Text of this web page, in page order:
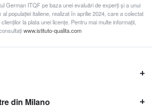
German ITQF pe baza unei evaluări de experți și a unui
populației italiene, realizat în aprilie 2024, care a colectat
la plata unei licențe. Pentru mai multe informații,
www.istituto-qualita.com
din Milano